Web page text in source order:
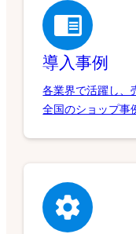
導入事例
各業界で活躍し、
全国のショップ事